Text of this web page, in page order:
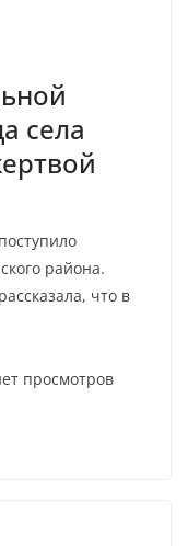
села
района.
что в
просмотров